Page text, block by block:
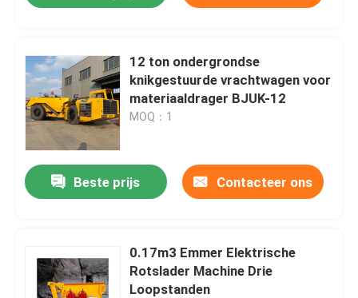
12 ton ondergrondse
knikgestuurde vrachtwagen voor
materiaaldrager BJUK-12
MOQ：1
Beste prijs Contacteer ons
0.17m3 Emmer Elektrische
Rotslader Machine Drie
Loopstanden